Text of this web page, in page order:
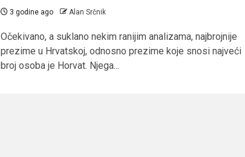
3 godine ago Alan Srčnik
Očekivano, a suklano nekim ranijim analizama, najbrojnije
prezime u Hrvatskoj, odnosno prezime koje snosi najveći
broj osoba je Horvat. Njega...